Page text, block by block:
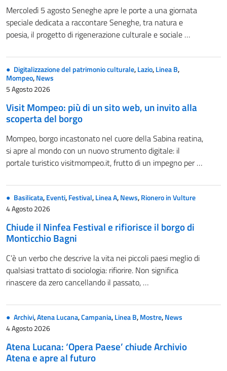
Mercoledì 5 agosto Seneghe apre le porte a una giornata
speciale dedicata a raccontare Seneghe, tra natura e
poesia, il progetto di rigenerazione culturale e sociale …
Digitalizzazione del patrimonio culturale,Lazio,Linea B,
Mompeo,News
5 Agosto 2026
Visit Mompeo: più di un sito web, un invito alla
scoperta del borgo
Mompeo, borgo incastonato nel cuore della Sabina reatina,
si apre al mondo con un nuovo strumento digitale: il
portale turistico visitmompeo.it, frutto di un impegno per …
Basilicata,Eventi,Festival,Linea A,News,Rionero in Vulture
4 Agosto 2026
Chiude il Ninfea Festival e rifiorisce il borgo di
Monticchio Bagni
C’è un verbo che descrive la vita nei piccoli paesi meglio di
qualsiasi trattato di sociologia: rifiorire. Non significa
rinascere da zero cancellando il passato, …
Archivi,Atena Lucana,Campania,Linea B,Mostre,News
4 Agosto 2026
Atena Lucana: ‘Opera Paese’ chiude Archivio
Atena e apre al futuro